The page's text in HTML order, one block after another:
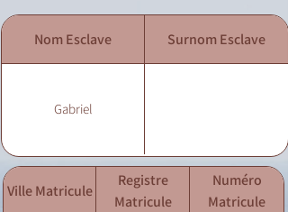
Nom Esclave Surnom Esclave
Gabriel
Ville Matricule
Registre
Matricule
Numéro
Matricule